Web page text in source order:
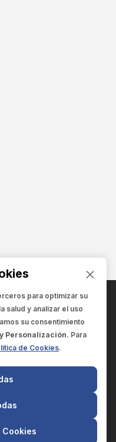
EN:
CIENTÍFICA SC
sitio web es exclusivo
la salud.
para optimizar su
salud y analizar el uso
su consentimiento
Personalización. Para
de Cookies.